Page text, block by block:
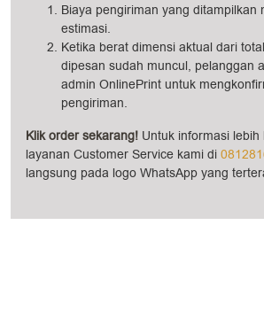
Biaya pengiriman yang ditampilkan
estimasi.
Ketika berat dimensi aktual dari
dipesan sudah muncul, pelanggan
admin OnlinePrint untuk
pengiriman.
Klik order sekarang! Untuk informasi
layanan Customer Service kami di
langsung pada logo WhatsApp yang